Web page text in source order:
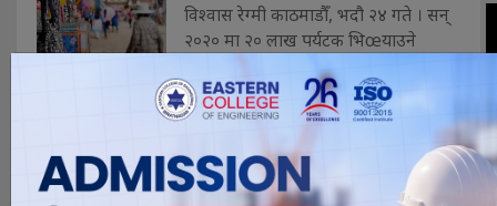
विश्वास रेग्मी काठमाडौँ, भदौ २४ गते । सन्
२०२० मा २० लाख पर्यटक भिœयाउने
लक्ष्यमा रहेको नेपाल विदेशी पर्यटकका लागि
विश्वमै सस्ता गन्तव्यका रूपमा रहेको तथ्य
सार्बजनिक भएको छ । वल्र्ड इकोनोमिक
फोरमले हालै सार्बजनिक गरेको ‘यात्रा तथा
पर्यटन प्रतिस्पर्धी सूचक–२०१९’ प्रतिवेदन
अनुसार कम खर्चमै घुमघाम ग�. . .